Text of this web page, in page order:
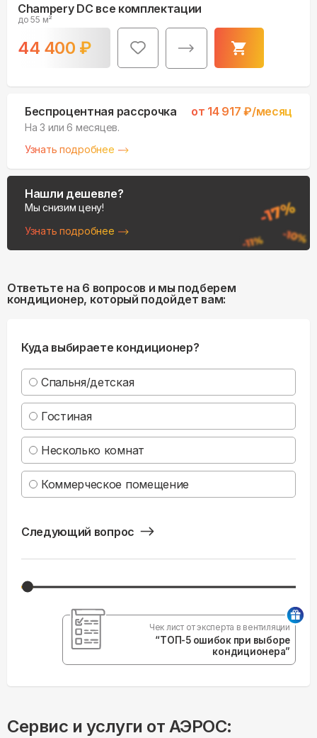
Champery DC все комплектации
до 55 м²
44 400 ₽
Беспроцентная рассрочка от 14 917 ₽/месяц
На 3 или 6 месяцев.
Узнать подробнее
Нашли дешевле?
Мы снизим цену!
Узнать подробнее
Ответьте на 6 вопросов и мы подберем
кондиционер, который подойдет вам:
Куда выбираете кондиционер?
Спальня/детская
Гостиная
Несколько комнат
Коммерческое помещение
Следующий вопрос
Чек лист от эксперта в вентиляции
“ТОП-5 ошибок при выборе
кондиционера”
Сервис и услуги от АЭРОС: